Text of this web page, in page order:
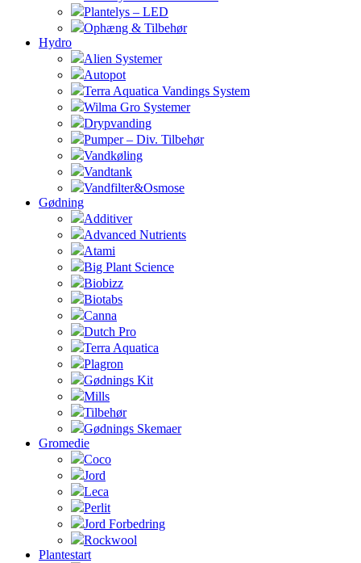
Plantelys – LED
Ophæng & Tilbehør
Hydro
Alien Systemer
Autopot
Terra Aquatica Vandings System
Wilma Gro Systemer
Drypvanding
Pumper – Div. Tilbehør
Vandkøling
Vandtank
Vandfilter&Osmose
Gødning
Additiver
Advanced Nutrients
Atami
Big Plant Science
Biobizz
Biotabs
Canna
Dutch Pro
Terra Aquatica
Plagron
Gødnings Kit
Mills
Tilbehør
Gødnings Skemaer
Gromedie
Coco
Jord
Leca
Perlit
Jord Forbedring
Rockwool
Plantestart